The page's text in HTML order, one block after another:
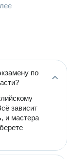
по
зависит
и мастера